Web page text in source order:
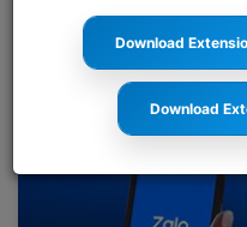
Download
Download